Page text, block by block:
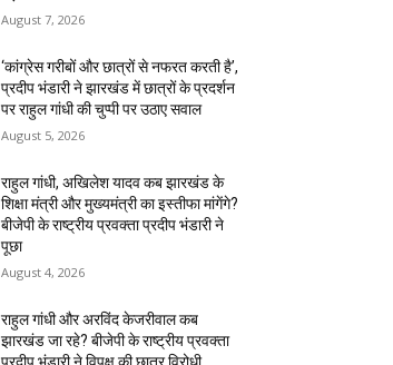
August 7, 2026
‘कांग्रेस गरीबों और छात्रों से नफरत करती है’,
प्रदीप भंडारी ने झारखंड में छात्रों के प्रदर्शन
पर राहुल गांधी की चुप्पी पर उठाए सवाल
August 5, 2026
राहुल गांधी, अखिलेश यादव कब झारखंड के
शिक्षा मंत्री और मुख्यमंत्री का इस्तीफा मांगेंगे?
बीजेपी के राष्ट्रीय प्रवक्ता प्रदीप भंडारी ने
पूछा
August 4, 2026
राहुल गांधी और अरविंद केजरीवाल कब
झारखंड जा रहे? बीजेपी के राष्ट्रीय प्रवक्ता